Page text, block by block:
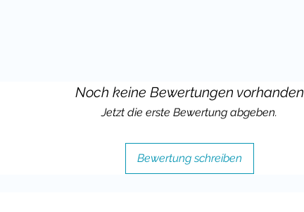
Noch keine Bewertungen vorhanden
Jetzt die erste Bewertung abgeben.
Bewertung schreiben